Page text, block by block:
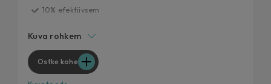
10% efektiivsem
Eemalda 99% igapäevastest plekkidest
Hügieenilised funktsioonid
Kuva rohkem
Ostke kohe